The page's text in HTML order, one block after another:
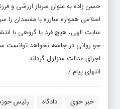
حسن زاده به عنوان سرباز ارزشی و
اسلامی همواره مبارزه با مفسدان را
عنایت الهی، هیچ فرد یا گروهی با
جو روانی در جامعه نخواهد توانست
اجرای عدالت متزلزل گرداند .
انتهای پیام /
خبر خوی دادگاه
رئیس